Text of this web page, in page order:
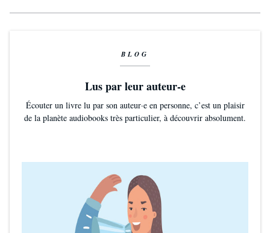
BLOG
Lus par leur auteur-e
Écouter un livre lu par son auteur·e en personne, c’est un plaisir
de la planète audiobooks très particulier, à découvrir absolument.